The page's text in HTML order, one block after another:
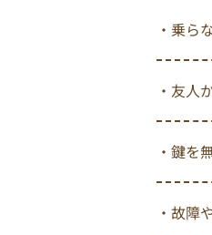
・乗ら
・友人
・鍵を
・故障